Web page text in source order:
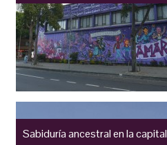
Sabiduría ancestral en la capital